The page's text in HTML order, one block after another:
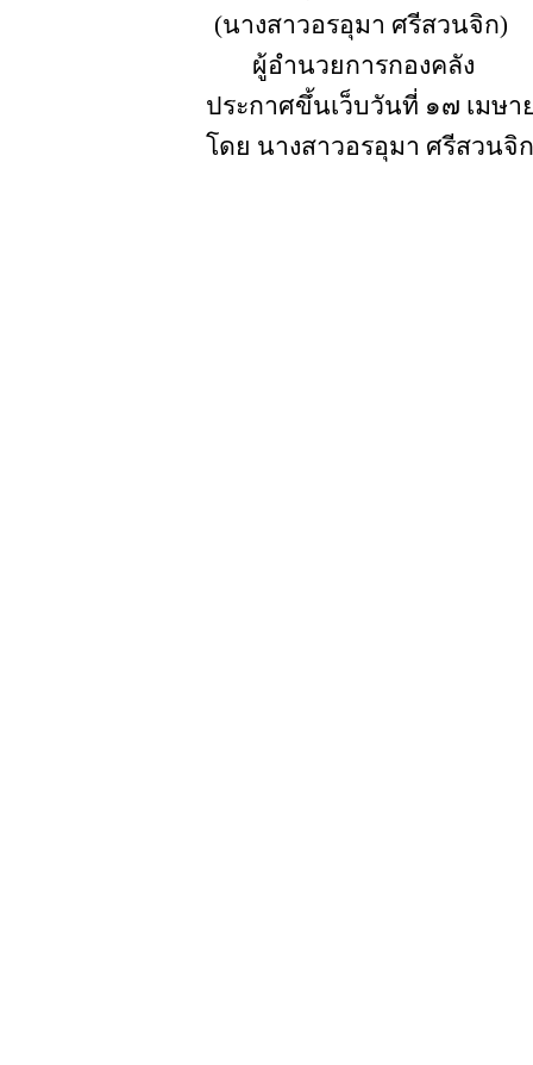
(นางสาวอรอุมา ศรีสวนจิก)
ผู้อำนวยการกองคลัง
ประกาศขึ้นเว็บวันที่ ๑๗ เมษ
โดย นางสาวอรอุมา ศรีสวนจิ